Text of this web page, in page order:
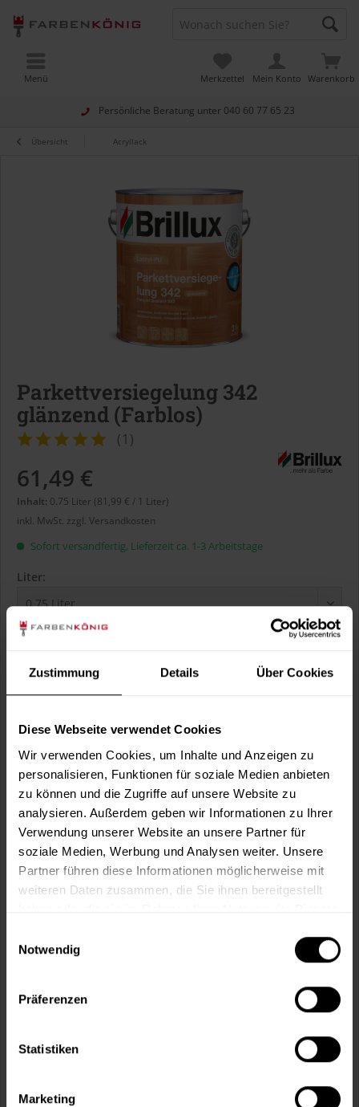
Zustimmung Details Über Cookies
Diese Webseite verwendet Cookies
Wir verwenden Cookies, um Inhalte und Anzeigen zu
personalisieren, Funktionen für soziale Medien anbieten
zu können und die Zugriffe auf unsere Website zu
analysieren. Außerdem geben wir Informationen zu Ihrer
Verwendung unserer Website an unsere Partner für
soziale Medien, Werbung und Analysen weiter. Unsere
Partner führen diese Informationen möglicherweise mit
weiteren Daten zusammen, die Sie ihnen bereitgestellt
Notwendig
Präferenzen
Statistiken
Marketing
Persönliche Beratung unter 040 60 77 65 23
Warenkorb
Merkzettel Mein Konto
Menü
Übersicht Acryllack
Parkettversiegelung 342
glänzend (Farblos)
(1 )
61,49 €
Inhalt: 0.75 Liter (81,99 € / 1 Liter)
inkl. MwSt. zzgl. Versandkosten
Sofort versandfertig, Lieferzeit ca. 1-3 Arbeitstage
Liter:
Wie viele m² wollen Sie bearbeiten?
m²
In denWarenkorb
Merken Fragen zum Artikel?
Artikel-Nr.: BX0342FARBLOS
Persönliche Beratung unter